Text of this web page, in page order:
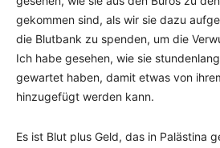
gekommen sind, als wir sie dazu
die Blutbank zu spenden, um die
Ich habe gesehen, wie sie
gewartet haben, damit etwas von
hinzugefügt werden kann.
Es ist Blut plus Geld, das in Palästina